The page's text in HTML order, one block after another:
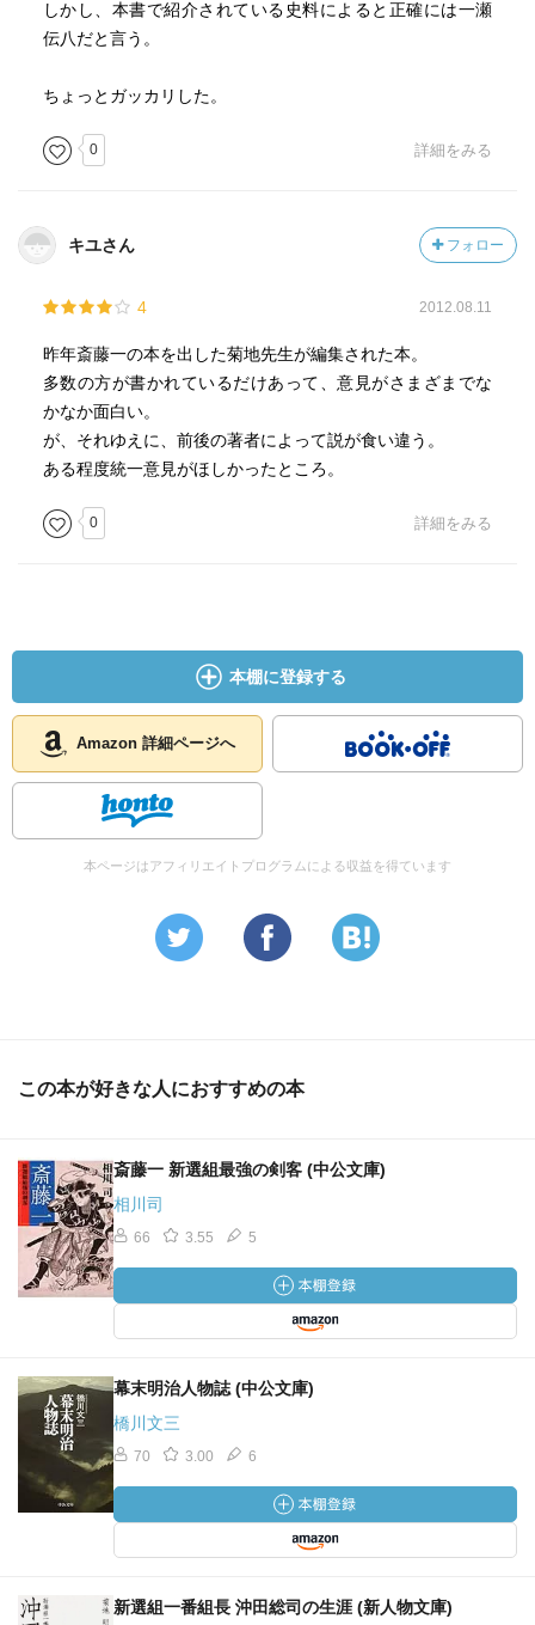
しかし、本書で紹介されている史料によると正確には一瀬
伝八だと言う。
ちょっとガッカリした。
0 詳細をみる
キユさん フォロー
4 2012.08.11
昨年斎藤一の本を出した菊地先生が編集された本。
多数の方が書かれているだけあって、意見がさまざまでな
かなか面白い。
が、それゆえに、前後の著者によって説が食い違う。
ある程度統一意見がほしかったところ。
0 詳細をみる
本棚に登録する
Amazon 詳細ページへ
本ページはアフィリエイトプログラムによる収益を得ています
この本が好きな人におすすめの本
斎藤一 新選組最強の剣客 (中公文庫)
相川司
66 3.55 5
幕末明治人物誌 (中公文庫)
橋川文三
70 3.00 6
新選組一番組長 沖田総司の生涯 (新人物文庫)